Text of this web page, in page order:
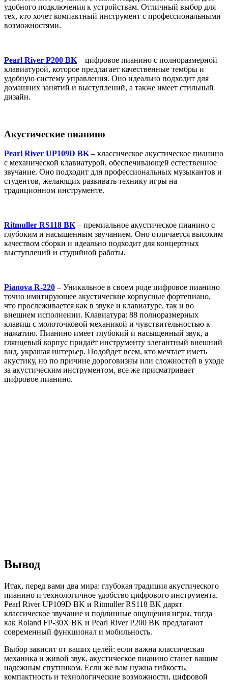
удобного подключения к устройствам. Отличный выбор для
тех, кто хочет компактный инструмент с профессиональными
возможностями.
Pearl River P200 BK – цифровое пианино с полноразмерной
клавиатурой, которое предлагает качественные тембры и
удобную систему управления. Оно идеально подходит для
домашних занятий и выступлений, а также имеет стильный
дизайн.
Акустические пианино
Pearl River UP109D BK– классическое акустическое пианино
с механической клавиатурой, обеспечивающей естественное
звучание. Оно подходит для профессиональных музыкантов и
студентов, желающих развивать технику игры на
традиционном инструменте.
Ritmuller RS118 BK– премиальное акустическое пианино с
глубоким и насыщенным звучанием. Оно отличается высоким
качеством сборки и идеально подходит для концертных
выступлений и студийной работы.
Pianova R-220 – Уникальное в своем роде цифровое пианино
точно имитирующее акустические корпусные фортепиано,
что прослеживается как в звуке и клавиатуре, так и во
внешнем исполнении. Клавиатура: 88 полноразмерных
клавиш с молоточковой механикой и чувствительностью к
нажатию. Пианино имеет глубокий и насыщенный звук, а
глянцевый корпус придаёт инструменту элегантный внешний
вид, украшая интерьер. Подойдет всем, кто мечтает иметь
акустику, но по причине дороговизны или сложностей в уходе
за акустическим инструментом, все же присматривает
цифровое пианино.
Вывод
Итак, перед вами два мира: глубокая традиция акустического
пианино и технологичное удобство цифрового инструмента.
Pearl River UP109D BK и Ritmuller RS118 BK дарят
классическое звучание и подлинные ощущения игры, тогда
как Roland FP-30X BK и Pearl River P200 BK предлагают
современный функционал и мобильность.
Выбор зависит от ваших целей: если важна классическая
механика и живой звук, акустическое пианино станет вашим
надежным спутником. Если же вам нужна гибкость,
компактность и технологические возможности, цифровой